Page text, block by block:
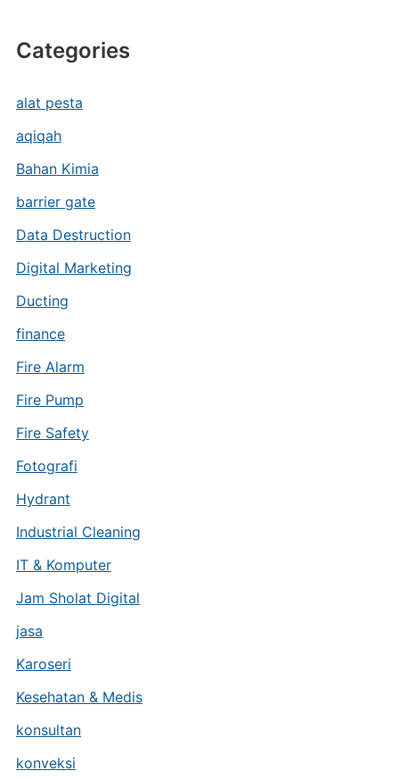
Categories
alat pesta
aqiqah
Bahan Kimia
barrier gate
Data Destruction
Digital Marketing
Ducting
finance
Fire Alarm
Fire Pump
Fire Safety
Fotografi
Hydrant
Industrial Cleaning
IT & Komputer
Jam Sholat Digital
jasa
Karoseri
Kesehatan & Medis
konsultan
konveksi